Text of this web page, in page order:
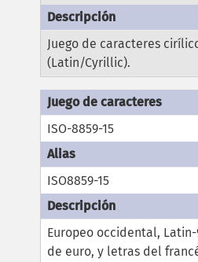
Juego de caracteres
(Latin/Cyrillic).
ISO-8859-15
ISO8859-15
Europeo occidental,
de euro, y letras del